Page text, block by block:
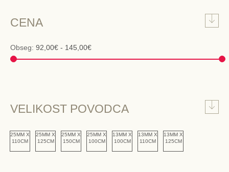
CENA
Obseg: 92,00€ - 145,00€
VELIKOST POVODCA
25MM X
110CM
25MM X
125CM
25MM X
150CM
25MM X
100CM
13MM X
100CM
13MM X
110CM
13MM X
125CM